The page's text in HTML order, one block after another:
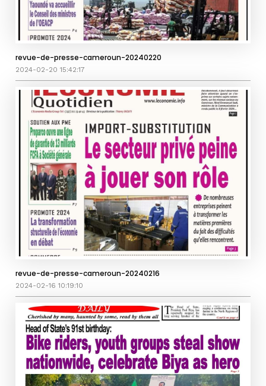
revue-de-presse-cameroun-20240220
2024-02-20 15:42:17
revue-de-presse-cameroun-20240216
2024-02-16 10:19:10